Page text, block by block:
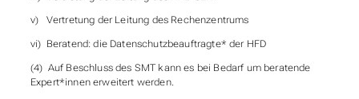
v) Vertretung der Leitung des Rechenzentrums
vi) Beratend: die Datenschutzbeauftragte* der HFD
(4) Auf Beschluss des SMT kann es bei Bedarf um beratende
Expert*innen erweitert werden.